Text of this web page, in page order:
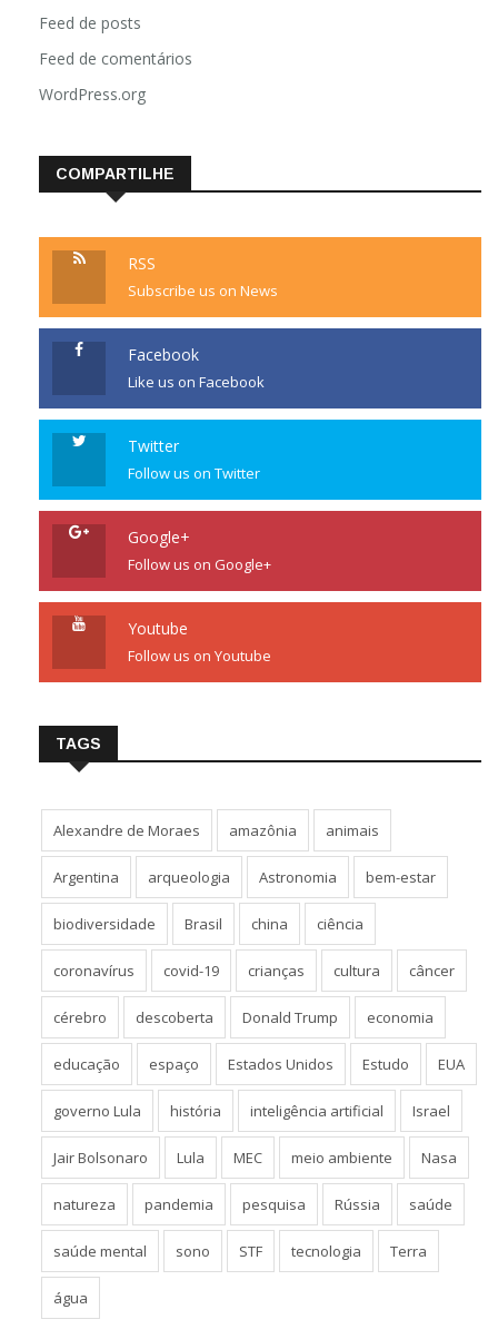
Feed de posts
Feed de comentários
WordPress.org
COMPARTILHE
RSS
Subscribe us on News
Facebook
Like us on Facebook
Twitter
Follow us on Twitter
Google+
Follow us on Google+
Youtube
Follow us on Youtube
TAGS
Alexandre de Moraes amazônia animais
Argentina arqueologia Astronomia bem-estar
biodiversidade Brasil china ciência
coronavírus covid-19 crianças cultura câncer
cérebro descoberta Donald Trump economia
educação espaço Estados Unidos Estudo EUA
governo Lula história inteligência artificial Israel
Jair Bolsonaro Lula MEC meio ambiente Nasa
natureza pandemia pesquisa Rússia saúde
saúde mental sono STF tecnologia Terra
água